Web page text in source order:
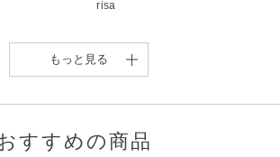
テアロイルグルタミン酸2Na・タルク・
リル／ベヘニル）・デシルテトラデカノ
シカプリリルシラン・ポリイソプレン・
ウリン酸ポリグリセリル－10・塩化Na・
risa
もっと見る
すすめの商品